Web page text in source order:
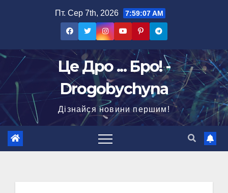
Пт. Сер 7th, 2026 7:59:08 AM
Це Дро ... Бро! -
Drogobychyna
Дізнайся новини першим!